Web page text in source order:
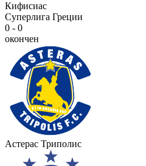
Кифисиас
Суперлига Греции
0 - 0
окончен
Астерас Триполис